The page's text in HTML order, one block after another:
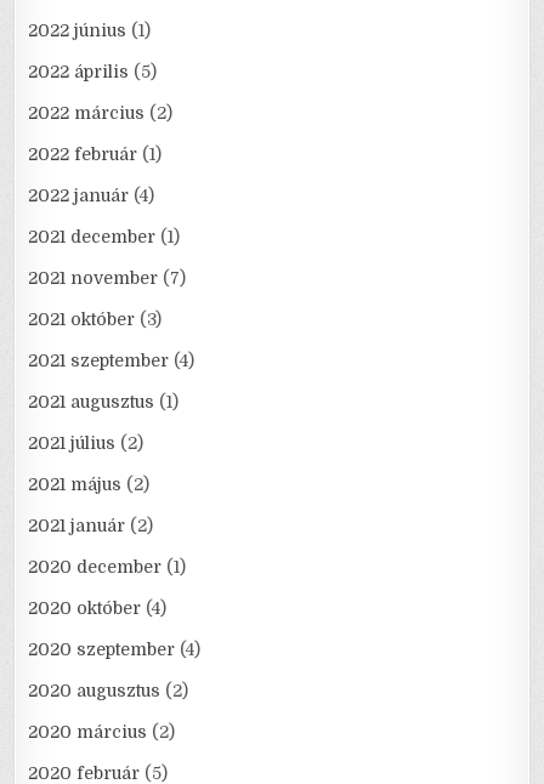
2022 június (1)
2022 április (5)
2022 március (2)
2022 február (1)
2022 január (4)
2021 december (1)
2021 november (7)
2021 október (3)
2021 szeptember (4)
2021 augusztus (1)
2021 július (2)
2021 május (2)
2021 január (2)
2020 december (1)
2020 október (4)
2020 szeptember (4)
2020 augusztus (2)
2020 március (2)
2020 február (5)